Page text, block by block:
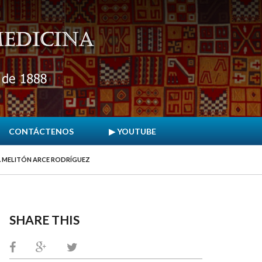
CONTÁCTENOS ▶ YOUTUBE
MELITÓN ARCE RODRÍGUEZ
SHARE THIS